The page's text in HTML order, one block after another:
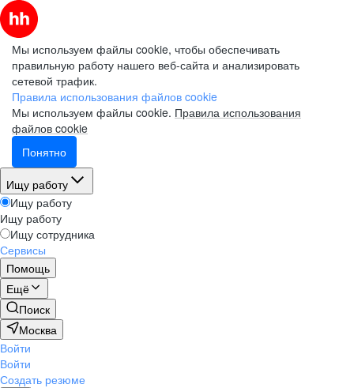
Мы используем файлы cookie, чтобы обеспечивать
правильную работу нашего веб-сайта и анализировать
сетевой трафик.
Правила использования файлов cookie
Мы используем файлы cookie. Правила использования
файлов cookie
Понятно
Ищу работу
Ищу работу
Ищу работу
Ищу сотрудника
Сервисы
Помощь
Ещё
Поиск
Москва
Войти
Войти
Создать резюме